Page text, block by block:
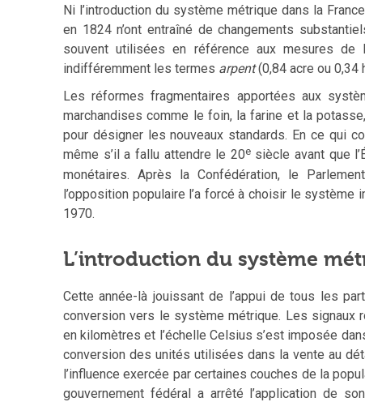
Ni l’introduction du système métrique dans la
en 1824 n’ont entraîné de changements
souvent utilisées en référence aux mesures de
indifféremment les termes arpent(0,84 acre ou 0,34
Les réformes fragmentaires apportées aux
marchandises comme le foin, la farine et la
pour désigner les nouveaux standards. En ce qui
même s’il a fallu attendre le 20esiècle avant que
monétaires. Après la Confédération, le
l’opposition populaire l’a forcé à choisir le système
1970.
L’introduction du système
Cette année-là jouissant de l’appui de tous les
conversion vers le système métrique. Les
en kilomètres et l’échelle Celsius s’est imposée
conversion des unités utilisées dans la vente au
l’influence exercée par certaines couches de la
gouvernement fédéral a arrêté l’application de